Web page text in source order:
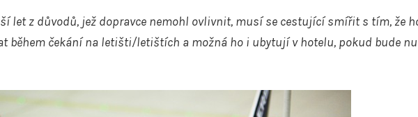
let z důvodů, jež dopravce nemohl ovlivnit, musí se cestující smířit s tím, že
během čekání na letišti/letištích a možná ho i ubytují v hotelu, pokud bude